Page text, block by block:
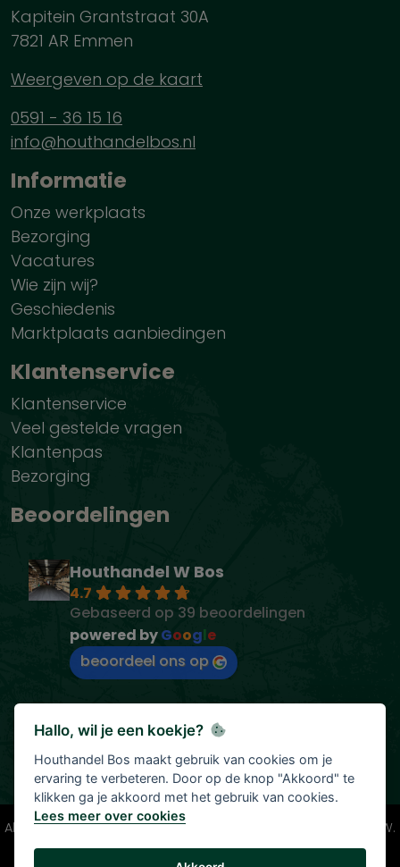
Kapitein Grantstraat 30A
7821 AR Emmen
Weergeven op de kaart
0591 - 36 15 16
info@houthandelbos.nl
Informatie
Onze werkplaats
Bezorging
Vacatures
Wie zijn wij?
Geschiedenis
Marktplaats aanbiedingen
Klantenservice
Klantenservice
Veel gestelde vragen
Klantenpas
Bezorging
Beoordelingen
Houthandel W Bos
4.7
Gebaseerd op 39 beoordelingen
powered byGoogle
beoordeel ons op
Alle vermelde prijzen zijn onder voorbehoud en incl. 21% BTW.
Tenzij anders vermeld.
Hallo, wil je een koekje?
Houthandel Bos maakt gebruik van cookies om je
ervaring te verbeteren. Door op de knop "Akkoord" te
klikken ga je akkoord met het gebruik van cookies.
Lees meer over cookies